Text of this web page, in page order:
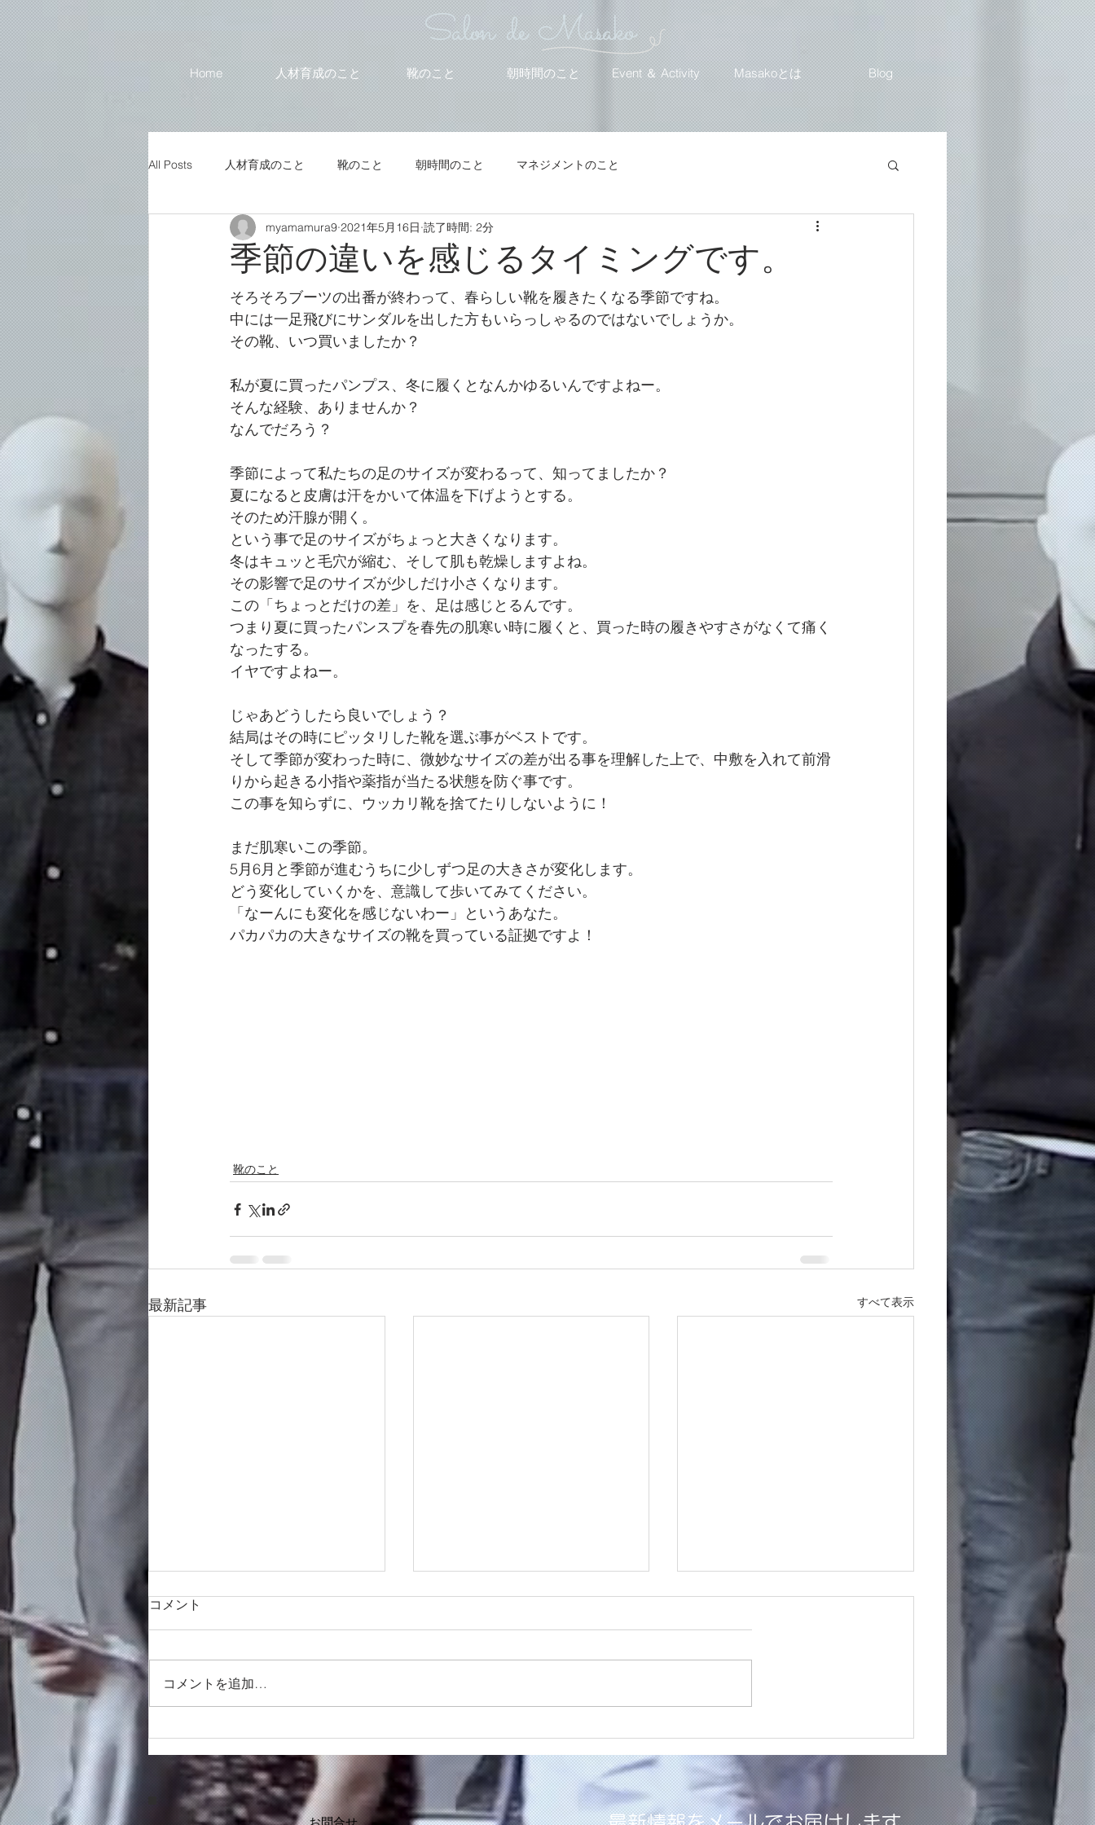
Salon de Masako
Home 人材育成のこと 靴のこと 朝時間のこと Event ＆ Activity Masakoとは Blog
All Posts 人材育成のこと 靴のこと 朝時間のこと マネジメントのこと
季節の違いを感じるタイミングです。
myamamura9 2021年5月16日 読了時間: 2分
そろそろブーツの出番が終わって、春らしい靴を履きたくなる季節ですね。
中には一足飛びにサンダルを出した方もいらっしゃるのではないでしょうか。
その靴、いつ買いましたか？
私が夏に買ったパンプス、冬に履くとなんかゆるいんですよねー。
そんな経験、ありませんか？
なんでだろう？
季節によって私たちの足のサイズが変わるって、知ってましたか？
夏になると皮膚は汗をかいて体温を下げようとする。
そのため汗腺が開く。
という事で足のサイズがちょっと大きくなります。
冬はキュッと毛穴が縮む、そして肌も乾燥しますよね。
その影響で足のサイズが少しだけ小さくなります。
この「ちょっとだけの差」を、足は感じとるんです。
つまり夏に買ったパンスプを春先の肌寒い時に履くと、買った時の履きやすさがなくて痛く
なったする。
イヤですよねー。
じゃあどうしたら良いでしょう？
結局はその時にピッタリした靴を選ぶ事がベストです。
そして季節が変わった時に、微妙なサイズの差が出る事を理解した上で、中敷を入れて前滑
りから起きる小指や薬指が当たる状態を防ぐ事です。
この事を知らずに、ウッカリ靴を捨てたりしないように！
まだ肌寒いこの季節。
5月6月と季節が進むうちに少しずつ足の大きさが変化します。
どう変化していくかを、意識して歩いてみてください。
「なーんにも変化を感じないわー」というあなた。
パカパカの大きなサイズの靴を買っている証拠ですよ！
靴のこと
最新記事 すべて表示
同行靴ショッピング、夏バー
ジョンパート2
同行靴ショッピング、夏バー
ジョン、パート１
靴同行ショッピングレポート
①
コメント
コメントを追加…